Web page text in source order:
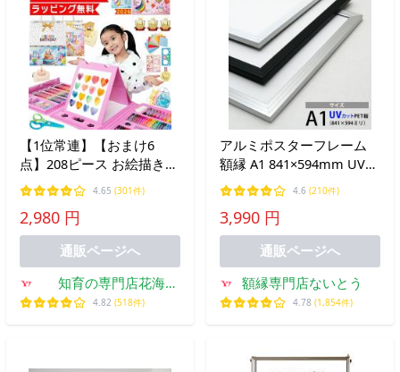
【1位常連】【おまけ6
点】208ピース お絵描きセ
ット お絵かきセット お絵
描き お絵かき クレヨン 4
歳 5歳 6歳 小学生 女の子
男の子 子供 誕生日 プレゼ
4.65 (301件)
2,980 円
通販ページへ
知育の専門店花海
HANAUMI
4.82 (518件)
アルミポスターフレーム
額縁 A1 841×594mm UVカ
ットPET板 アルミ製
4.6 (210件)
3,990 円
通販ページへ
額縁専門店ないとう
4.78 (1,854件)